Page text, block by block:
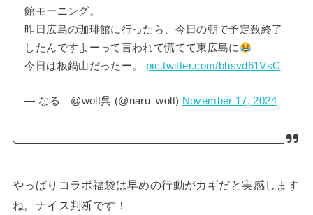
館モーニング。
昨日広島の珈琲館に行ったら、今日の朝で予定数終了
したんですよーって言われて慌てて東広島に
今日は板鍋山だったー。 pic.twitter.com/bhsvd61VsC
— なる @wolt呉 (@naru_wolt) November 17, 2024
やっぱりコラボ福袋は早めの行動がカギだと実感します
ね。ナイス判断です！